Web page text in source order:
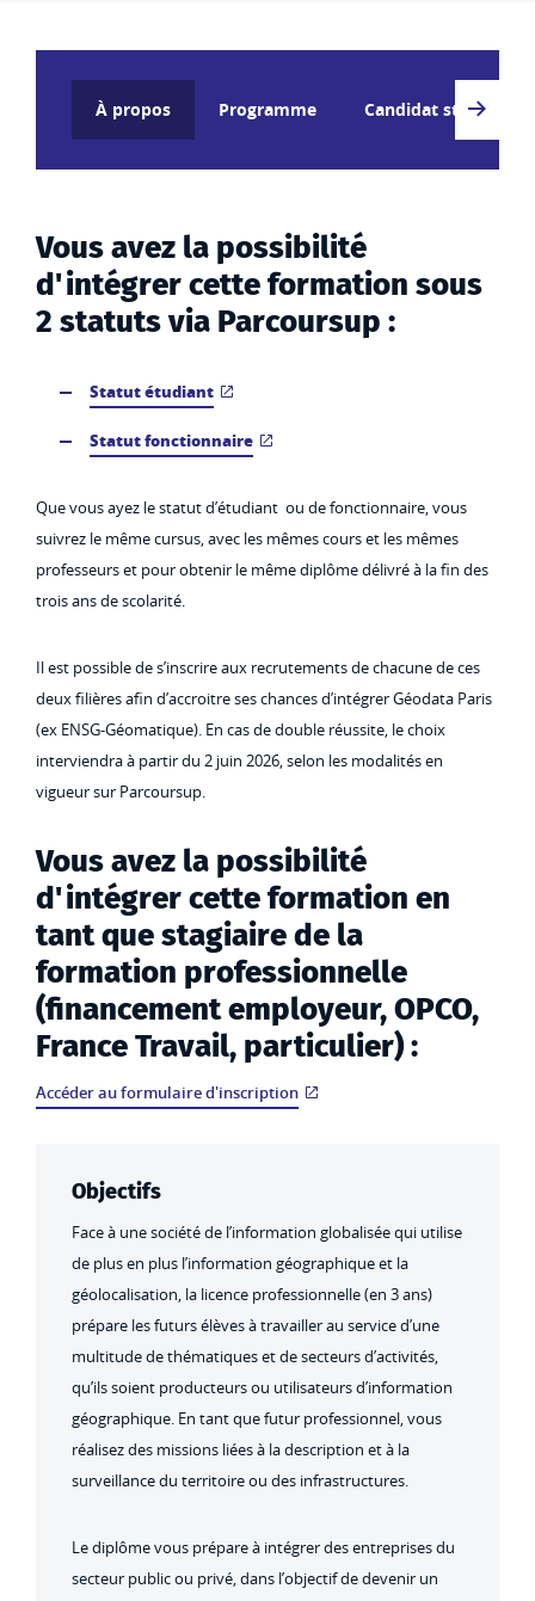
À propos Programme Candidat statut
Vous avez la possibilité
d'intégrer cette formation sous
2 statuts via Parcoursup :
Statut étudiant
Statut fonctionnaire
Que vous ayez le statut d’étudiant ou de fonctionnaire, vous
suivrez le même cursus, avec les mêmes cours et les mêmes
professeurs et pour obtenir le même diplôme délivré à la fin des
trois ans de scolarité.
Il est possible de s’inscrire aux recrutements de chacune de ces
deux filières afin d’accroitre ses chances d’intégrer Géodata Paris
(ex ENSG-Géomatique). En cas de double réussite, le choix
interviendra à partir du 2 juin 2026, selon les modalités en
vigueur sur Parcoursup.
Vous avez la possibilité
d'intégrer cette formation en
tant que stagiaire de la
formation professionnelle
(financement employeur, OPCO,
France Travail, particulier) :
Accéder au formulaire d'inscription
Objectifs
Face à une société de l’information globalisée qui utilise
de plus en plus l’information géographique et la
géolocalisation, la licence professionnelle (en 3 ans)
prépare les futurs élèves à travailler au service d’une
multitude de thématiques et de secteurs d’activités,
qu’ils soient producteurs ou utilisateurs d’information
géographique. En tant que futur professionnel, vous
réalisez des missions liées à la description et à la
surveillance du territoire ou des infrastructures.
Le diplôme vous prépare à intégrer des entreprises du
secteur public ou privé, dans l’objectif de devenir un